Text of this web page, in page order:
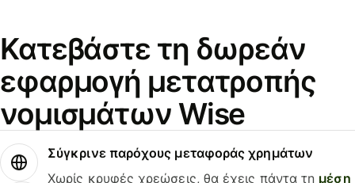
Κατεβάστε τη δωρεάν
εφαρμογή μετατροπής
νομισμάτων Wise
Σύγκρινε παρόχους μεταφοράς χρημάτων
Χωρίς κρυφές χρεώσεις, θα έχεις πάντα τη μέση